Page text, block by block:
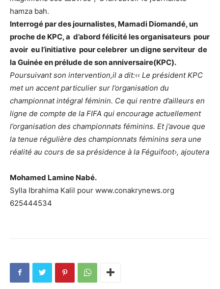
hamza bah.
Interrogé par des journalistes, Mamadi Diomandé, un
proche de KPC, a d’abord félicité les organisateurs pour
avoir eu l’initiative pour celebrer un digne serviteur de
la Guinée en prélude de son anniversaire(KPC).
Poursuivant son intervention,il a dit:‹‹ Le président KPC
met un accent particulier sur l’organisation du
championnat intégral féminin. Ce qui rentre d’ailleurs en
ligne de compte de la FIFA qui encourage actuellement
l’organisation des championnats féminins. Et j’avoue que
la tenue régulière des championnats féminins sera une
réalité au cours de sa présidence à la Féguifoot›, ajoutera
Mohamed Lamine Nabé.
Sylla Ibrahima Kalil pour www.conakrynews.org
625444534